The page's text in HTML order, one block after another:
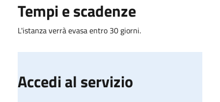
Tempi e scadenze
L'istanza verrà evasa entro 30 giorni.
Accedi al servizio